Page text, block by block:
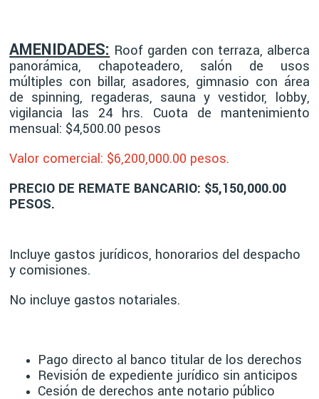
AMENIDADES: Roof garden con terraza, alberca
panorámica, chapoteadero, salón de usos
múltiples con billar, asadores, gimnasio con área
de spinning, regaderas, sauna y vestidor, lobby,
vigilancia las 24 hrs. Cuota de mantenimiento
mensual: $4,500.00 pesos
Valor comercial: $6,200,000.00 pesos.
PRECIO DE REMATE BANCARIO: $5,150,000.00
PESOS.
Incluye gastos jurídicos, honorarios del despacho
y comisiones.
No incluye gastos notariales.
Pago directo al banco titular de los derechos
Revisión de expediente jurídico sin anticipos
Cesión de derechos ante notario público